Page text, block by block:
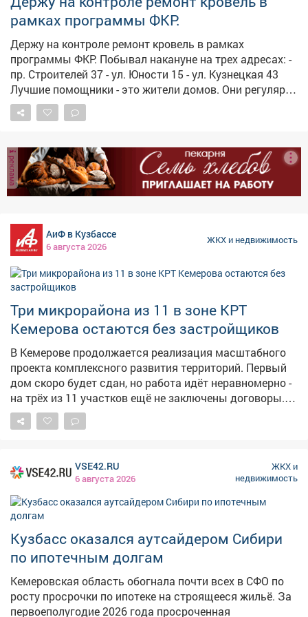
«Баск»; 35 квартал: пр.Коммунистический 7,11;...
рамках программы ФКР.
Держу на контроле ремонт кровель в рамках
программы ФКР. Побывал накануне на трех адресах: -
пр. Строителей 37 - ул. Юности 15 - ул. Кузнецкая 43
Лучшие помощники - это жители домов. Они регулярно
информируют меня о ходе работ. Так, благодаря их
бдительности, удалось предотвратить подмену
другие. Проверил, как устранены замечания. Есть
отставания в сроках. Работники обещали ускориться.
Надеюсь, в следующий раз приеду не с ревизией, а
для того, чтобы принять качественную и надежную
реклама
АиФ в Кузбассе
6 августа 2026
ЖКХ и недвижимость
Три микрорайона из 11 в зоне КРТ
Кемерова остаются без застройщиков
В Кемерове продолжается реализация масштабного
проекта комплексного развития территорий. Первый
дом скоро будет сдан, но работа идёт неравномерно -
на трёх из 11 участков ещё не заключены договоры.
Житель Заискитимья Павел Дроздов в соцсетях
выразил недовольство ситуацией в квартале 6/1, где
почти год! Люди, живущие в этом квартале, смотрят
на свои разрушающиеся от старости дома и бараки,
но не могут ничего сделать: даже аварийным это
жильё нельзя признать, потому что „оно уже в зоне
КРТ, ждите“ (с моря погоды?). Если участок не нужен
застройщикам, почему город не осваивает его?» По
данным начальника управления городского развития
Николая Хаблюка, на сегодняшний день без
застройщиков остаются микрорайоны 6/1, 6/3 и 12/1.
«Мы будем размещать в августе‑сентябре аукционы и
VSE42.RU
6 августа 2026
ЖКХ и
недвижимость
Кузбасс оказался аутсайдером Сибири
по ипотечным долгам
Кемеровская область обогнала почти всех в СФО по
росту просрочки по ипотеке на строящееся жильё. За
первоеполугодие 2026 года просроченная